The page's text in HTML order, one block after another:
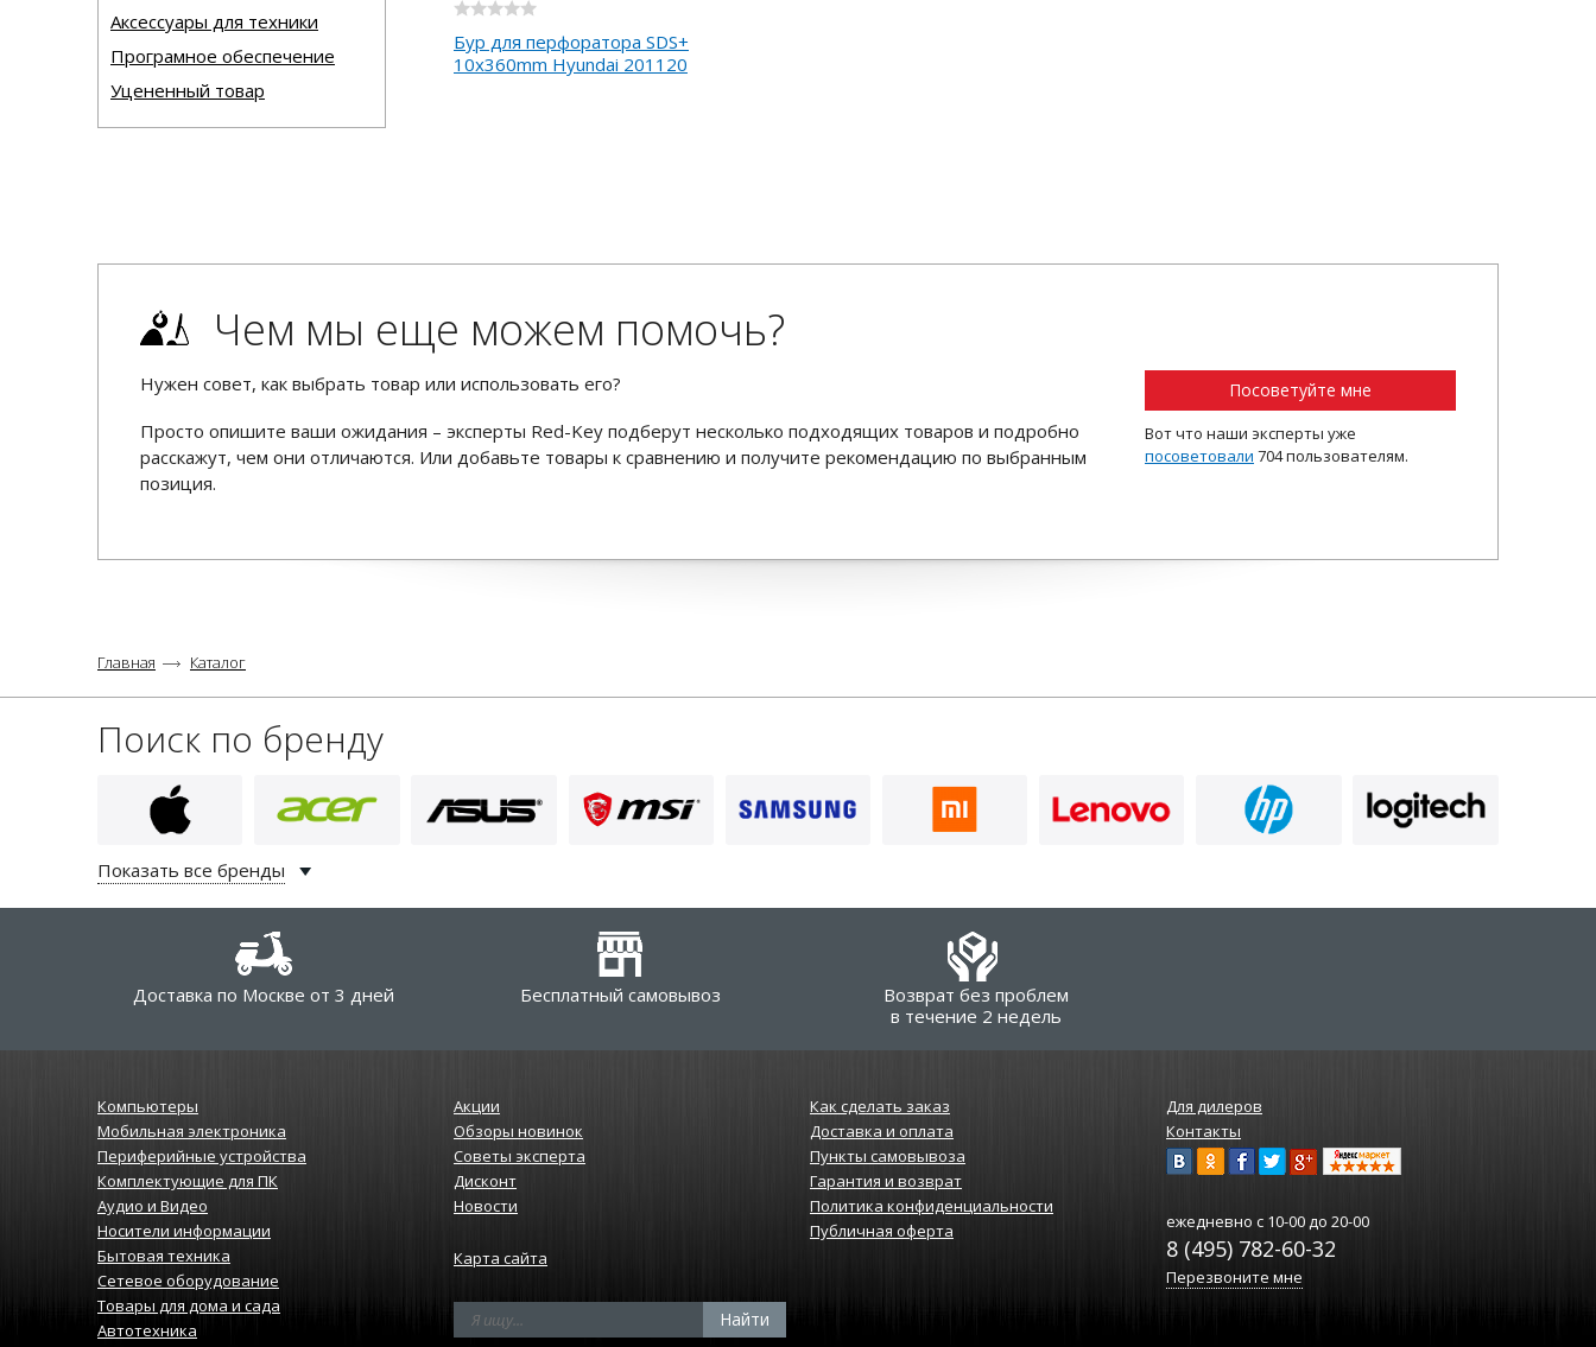
Аксессуары для техники
Програмное обеспечение
Уцененный товар
Бур для перфоратора SDS+
10x360mm Hyundai 201120
Чем мы еще можем помочь?
Нужен совет, как выбрать товар или использовать его?
Просто опишите ваши ожидания – эксперты Red-Key подберут несколько подходящих товаров и подробно
расскажут, чем они отличаются. Или добавьте товары к сравнению и получите рекомендацию по выбранным
позиция.
Посоветуйте мне
Вот что наши эксперты уже
посоветовали 704 пользователям.
Главная Каталог
Поиск по бренду
Показать все бренды
Доставка по Москве от 3 дней Бесплатный самовывоз
Возврат без проблем
в течение 2 недель
Компьютеры
Мобильная электроника
Периферийные устройства
Комплектующие для ПК
Аудио и Видео
Носители информации
Бытовая техника
Сетевое оборудование
Товары для дома и сада
Автотехника
Акции
Обзоры новинок
Советы эксперта
Дисконт
Новости
Карта сайта
Как сделать заказ
Доставка и оплата
Пункты самовывоза
Гарантия и возврат
Политика конфиденциальности
Публичная оферта
Для дилеров
Контакты
ежедневно с 10-00 до 20-00
8 (495) 782-60-32
Перезвоните мне